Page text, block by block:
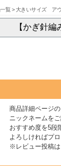
覧 大きいサイズ ア
【かぎ針
商品詳細ページ
ニックネームをご
おすすめ度を5段
よろしければプ
※レビュー投稿は